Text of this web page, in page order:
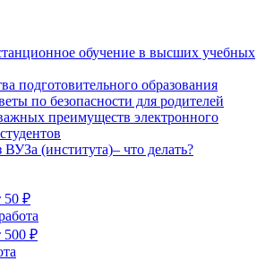
обучение в высших учебных
подготовительного образования
по безопасности для родителей
преимуществ электронного
(института)– что делать?
50 ₽
500 ₽